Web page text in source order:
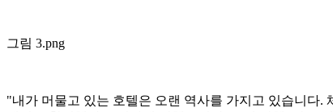
그림 3.png
"내가 머물고 있는 호텔은 오랜 역사를 가지고 있습니다.